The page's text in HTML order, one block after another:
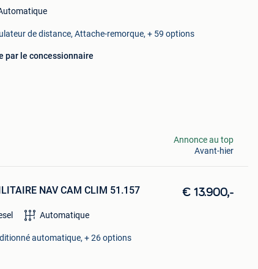
de distance, Attache-remorque, + 59 options
par le concessionnaire
Annonce au top
Avant-hier
NAV CAM CLIM 51.157 € 13.900,-
Automatique
automatique, + 26 options